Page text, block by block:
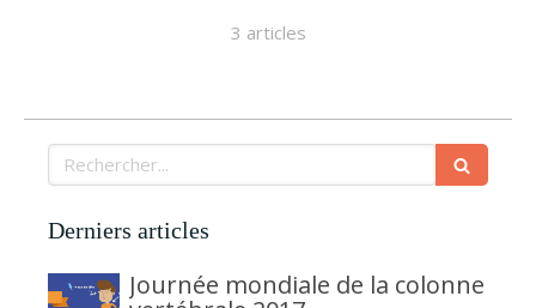
3 articles
Rechercher
Derniers articles
Journée mondiale de la colonne